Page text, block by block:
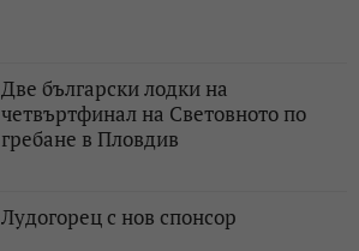
Две български лодки на
четвъртфинал на Световното по
гребане в Пловдив
Лудогорец с нов спонсор